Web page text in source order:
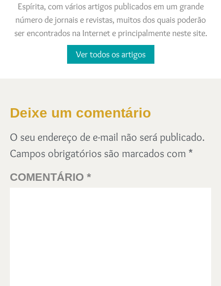
Espírita, com vários artigos publicados em um grande
número de jornais e revistas, muitos dos quais poderão
ser encontrados na Internet e principalmente neste site.
Ver todos os artigos
Deixe um comentário
O seu endereço de e-mail não será publicado.
Campos obrigatórios são marcados com *
COMENTÁRIO *